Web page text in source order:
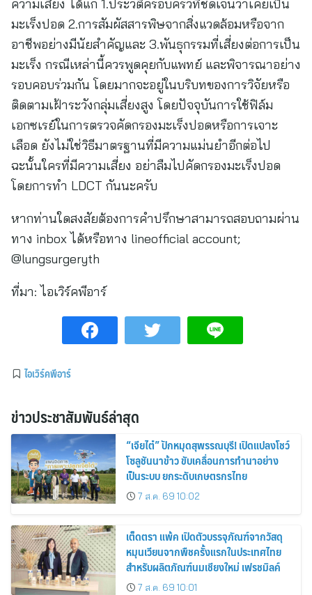
ความเสี่ยง ได้แก่ 1.ประวัติครอบครัวที่ชัดเจนว่าเคยเป็น
มะเร็งปอด 2.การสัมผัสสารพิษจากสิ่งแวดล้อมหรือจาก
อาชีพอย่างมีนัยสำคัญและ 3.พันธุกรรมที่เสี่ยงต่อการเป็น
มะเร็ง กรณีเหล่านี้ควรพูดคุยกับแพทย์ และพิจารณาอย่าง
รอบคอบร่วมกัน โดยมากจะอยู่ในบริบทของการวิจัยหรือ
ติดตามเฝ้าระวังกลุ่มเสี่ยงสูง โดยปัจจุบันการใช้ฟิล์ม
เอกซเรย์ในการตรวจคัดกรองมะเร็งปอดหรือการเจาะ
เลือด ยังไม่ใช่วิธีมาตรฐานที่มีความแม่นยำอีกต่อไป
ฉะนั้นใครที่มีความเสี่ยง อย่าลืมไปคัดกรองมะเร็งปอด
โดยการทำ LDCT กันนะครับ
หากท่านใดสงสัยต้องการคำปรึกษาสามารถสอบถามผ่าน
ทาง inbox ได้หรือทาง lineofficial account;
@lungsurgeryth
ที่มา: ไอเวิร์คพีอาร์
ไอเวิร์คพีอาร์
ข่าวประชาสัมพันธ์ล่าสุด
“เจียไต๋” ปักหมุดสุพรรณบุรี! เปิดแปลงโชว์
โซลูชันนาข้าว ขับเคลื่อนการทำนาอย่าง
เป็นระบบ ยกระดับเกษตรกรไทย
7 ส.ค. 69 10:02
เต็ดตรา แพ้ค เปิดตัวบรรจุภัณฑ์จากวัสดุ
หมุนเวียนจากพืชครั้งแรกในประเทศไทย
สำหรับผลิตภัณฑ์นมเชียงใหม่ เฟรชมิลค์
7 ส.ค. 69 10:01